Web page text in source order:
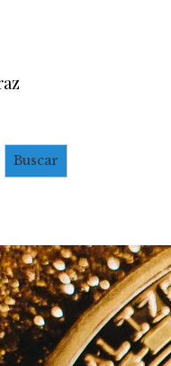
Buscar